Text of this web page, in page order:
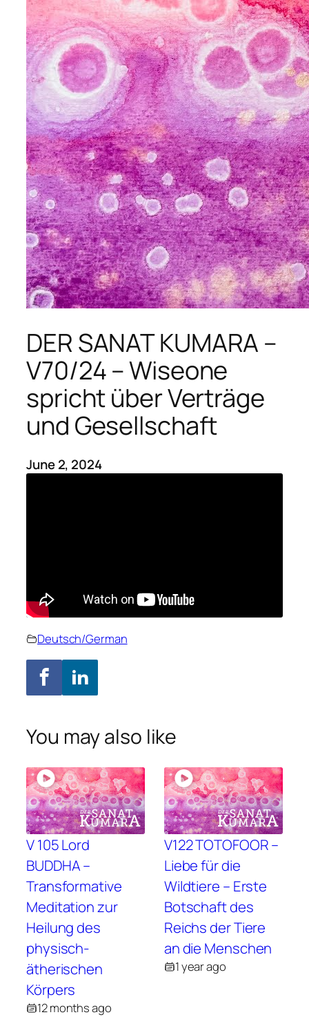
DER SANAT KUMARA –
V70/24 – Wiseone
spricht über Verträge
und Gesellschaft
June 2, 2024
Deutsch/German
You may also like
V 105 Lord
BUDDHA –
Transformative
Meditation zur
Heilung des
physisch-
ätherischen
Körpers
12 months ago
V122 TOTOFOOR –
Liebe für die
Wildtiere – Erste
Botschaft des
Reichs der Tiere
an die Menschen
1 year ago